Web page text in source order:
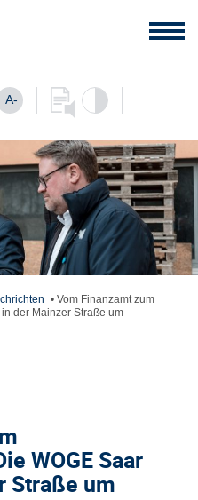
A-
• Vom Finanzamt zum
der Mainzer Straße um
WOGE Saar
Straße um